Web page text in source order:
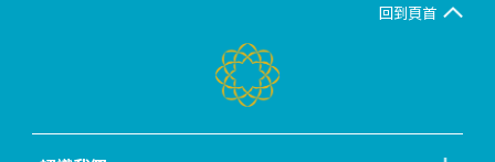
回到頁首